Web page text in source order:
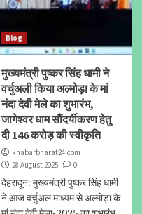
Blog
मुख्यमंत्री पुष्कर सिंह धामी ने
वर्चुअली किया अल्मोड़ा के मां
नंदा देवी मेले का शुभारंभ,
जागेश्वर धाम सौंदर्यीकरण हेतु
दी 146 करोड़ की स्वीकृति
khabarbharat24.com
28 August 2025
0
देहरादून: मुख्यमंत्री पुष्कर सिंह धामी
ने आज वर्चुअल माध्यम से अल्मोड़ा के